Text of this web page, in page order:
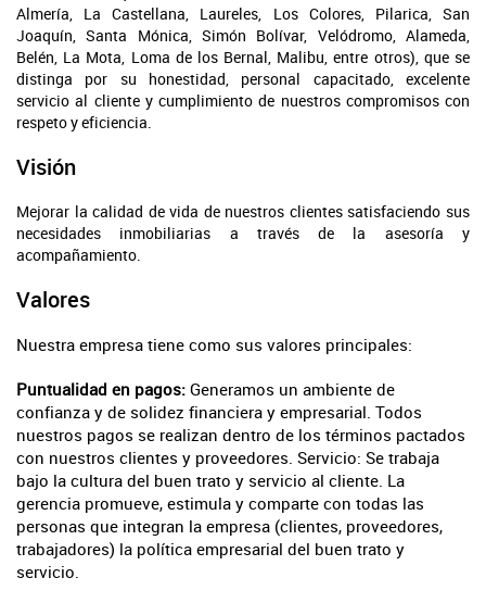
Almería, La Castellana, Laureles, Los Colores, Pilarica, San
Joaquín, Santa Mónica, Simón Bolívar, Velódromo, Alameda,
Belén, La Mota, Loma de los Bernal, Malibu, entre otros), que se
distinga por su honestidad, personal capacitado, excelente
servicio al cliente y cumplimiento de nuestros compromisos con
respeto y eficiencia.
Visión
Mejorar la calidad de vida de nuestros clientes satisfaciendo sus
necesidades inmobiliarias a través de la asesoría y
acompañamiento.
Valores
Nuestra empresa tiene como sus valores principales:
Puntualidad en pagos: Generamos un ambiente de
confianza y de solidez financiera y empresarial. Todos
nuestros pagos se realizan dentro de los términos pactados
con nuestros clientes y proveedores. Servicio: Se trabaja
bajo la cultura del buen trato y servicio al cliente. La
gerencia promueve, estimula y comparte con todas las
personas que integran la empresa (clientes, proveedores,
trabajadores) la política empresarial del buen trato y
servicio.